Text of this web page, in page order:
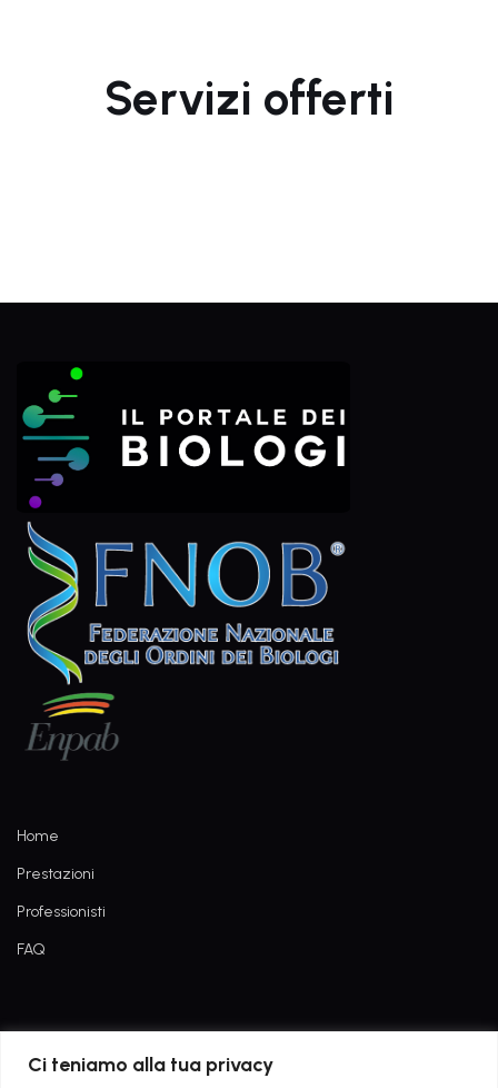
Ci teniamo alla tua privacy
Servizi offerti
Home
Prestazioni
Professionisti
FAQ